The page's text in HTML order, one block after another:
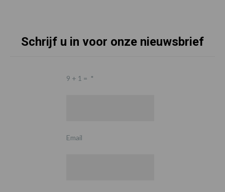
Schrijf u in voor onze nieuwsbrief
9 + 1 = *
Email